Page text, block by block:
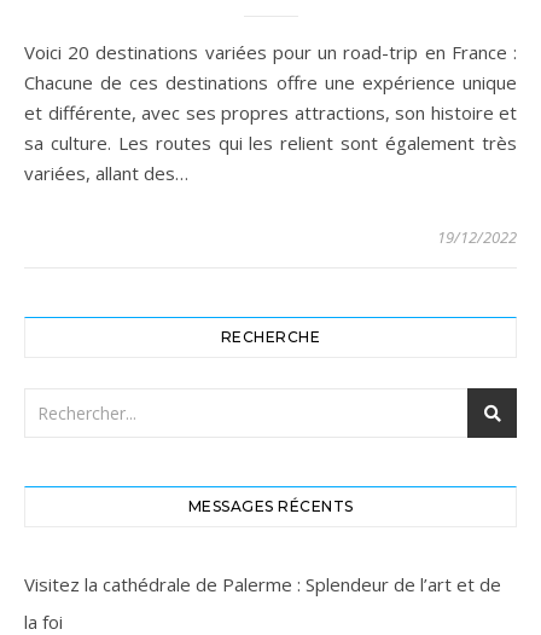
Voici 20 destinations variées pour un road-trip en France :
Chacune de ces destinations offre une expérience unique
et différente, avec ses propres attractions, son histoire et
sa culture. Les routes qui les relient sont également très
variées, allant des…
19/12/2022
RECHERCHE
MESSAGES RÉCENTS
Visitez la cathédrale de Palerme : Splendeur de l’art et de
la foi